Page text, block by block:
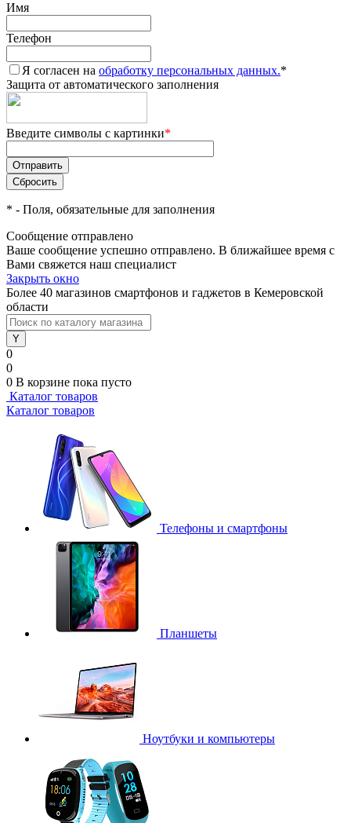
Имя
Телефон
Я согласен на обработку персональных данных.*
Защита от автоматического заполнения
Введите символы с картинки*
* - Поля, обязательные для заполнения
Сообщение отправлено
Ваше сообщение успешно отправлено. В ближайшее время с
Вами свяжется наш специалист
Закрыть окно
Более 40 магазинов смартфонов и гаджетов в Кемеровской
области
0
0
0 В корзине пока пусто
Каталог товаров
Каталог товаров
Телефоны и смартфоны
Планшеты
Ноутбуки и компьютеры